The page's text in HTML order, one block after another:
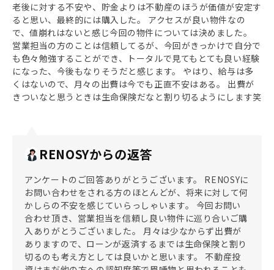
老後に対する不安や、貯金よりは不動産のほうが価値が安定す
ると思い、最終的には購入した。 アクセスが良い物件なの
で、値崩れはないと感じ今回の物件については決めました。
営業担当の方のことは信頼してるが、今回がきっかけで自分で
も色々勉強することができ、トータルで見てもとても良い経験
になった、今後もなりそうだと感じます。 やはり、給与は多
くはないので、月々の出費は今でも正直不安はある。 出費が
きついなと思うときは生命保険だなと割り切るようにします笑
RENOSYからの返答
アンケートのご回答ありがとうございます。 RENOSYに
お問い合わせをされる方のほとんどが、将来に対して何
かしらの不安を感じていらっしゃいます。 今回お問い
合わせ頂き、営業担当を信頼し良い物件に巡り合いご購
入ありがとうございました。 月々は少なからず出費が
ありますので、ローンが返済するまでは生命保険と割り
切るのも考え方としては良いかと思います。 不動産投